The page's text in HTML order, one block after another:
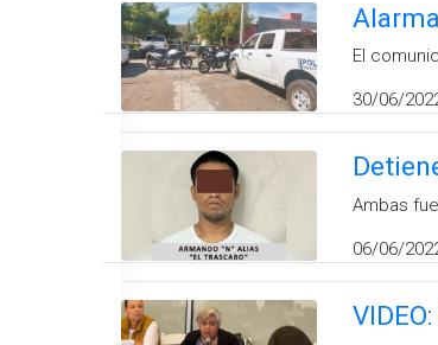
El
30/06/
Ambas
06/06/